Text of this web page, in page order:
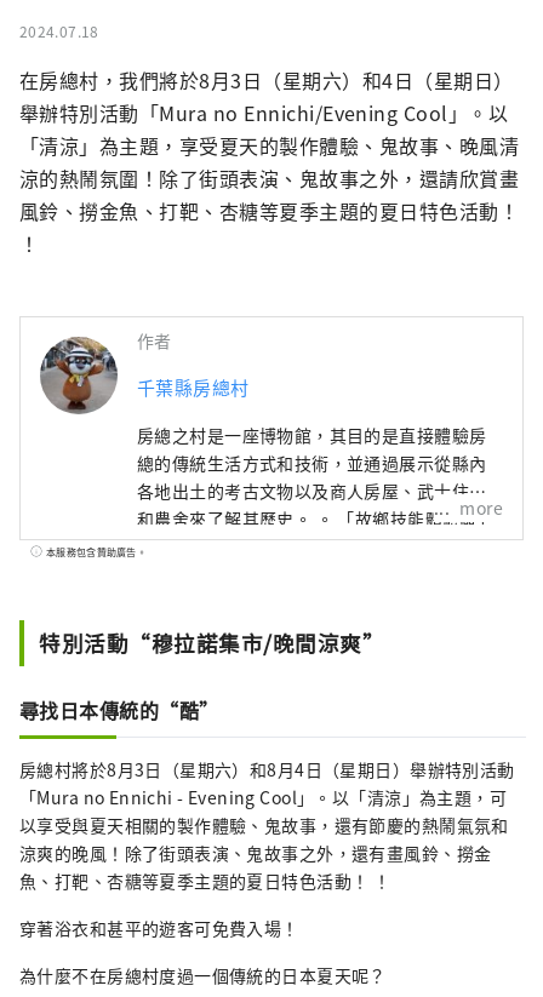
2024.07.18
在房總村，我們將於8月3日（星期六）和4日（星期日）
舉辦特別活動「Mura no Ennichi/Evening Cool」。以
「清涼」為主題，享受夏天的製作體驗、鬼故事、晚風清
涼的熱鬧氛圍！除了街頭表演、鬼故事之外，還請欣賞畫
風鈴、撈金魚、打靶、杏糖等夏季主題的夏日特色活動！
！
作者
千葉縣房總村
房總之村是一座博物館，其目的是直接體驗房
總的傳統生活方式和技術，並通過展示從縣內
各地出土的考古文物以及商人房屋、武士住宅
和農舍來了解其歷史。 。 「故鄉技能體驗區」
再現了江戶末期至明治初期房總的商人住宅、
了解傳統技術和當時的生活方式。 在風土記之
丘地區，您可以了解歷史和自然，您會發現茂
的龍角寺古墳。可以參觀風土樹之丘博物館，
裡面展示從原始和古代遺跡中出土的考古資
料，以及遷移後的文化財產建築。
more
本服務包含贊助廣告。
特別活動“穆拉諾集市/晚間涼爽”
尋找日本傳統的“酷”
房總村將於8月3日（星期六）和8月4日（星期日）舉辦特別活動
「Mura no Ennichi - Evening Cool」。以「清涼」為主題，可
以享受與夏天相關的製作體驗、鬼故事，還有節慶的熱鬧氣氛和
涼爽的晚風！除了街頭表演、鬼故事之外，還有畫風鈴、撈金
魚、打靶、杏糖等夏季主題的夏日特色活動！ ！
穿著浴衣和甚平的遊客可免費入場！
為什麼不在房總村度過一個傳統的日本夏天呢？